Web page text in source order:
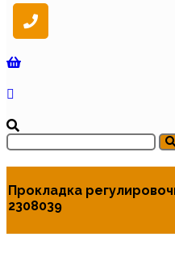
Прокладка
2308039